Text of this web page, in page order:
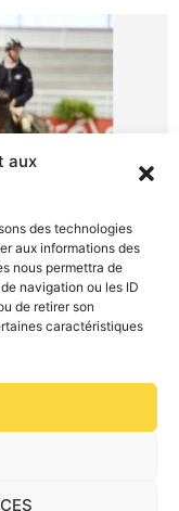
aux
des technologies
aux informations des
nous permettra de
navigation ou les ID
de retirer son
caractéristiques
le jeudi 28
Lô.